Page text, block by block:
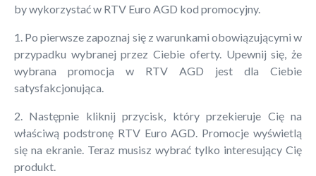
by wykorzystać w RTV Euro AGD kod promocyjny.
1. Po pierwsze zapoznaj się z warunkami obowiązującymi w
przypadku wybranej przez Ciebie oferty. Upewnij się, że
wybrana promocja w RTV AGD jest dla Ciebie
satysfakcjonująca.
2. Następnie kliknij przycisk, który przekieruje Cię na
właściwą podstronę RTV Euro AGD. Promocje wyświetlą
się na ekranie. Teraz musisz wybrać tylko interesujący Cię
produkt.